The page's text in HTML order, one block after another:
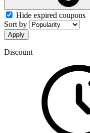
Hide expired coupons
Sort by
Apply
Discount